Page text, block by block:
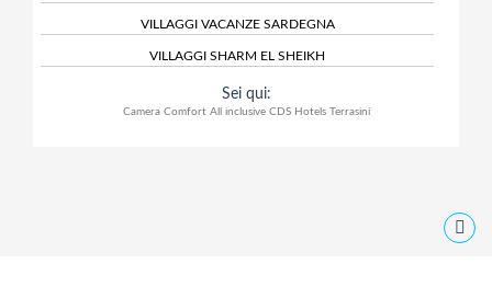
VILLAGGI VACANZE SARDEGNA
VILLAGGI SHARM EL SHEIKH
Sei qui:
Camera Comfort All inclusive CDS Hotels Terrasini